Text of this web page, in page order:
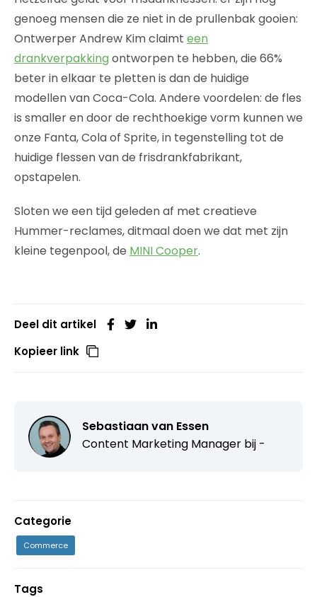
genoeg mensen die ze niet in de prullenbak gooien:
Ontwerper Andrew Kim claimt een
drankverpakking ontworpen te hebben, die 66%
beter in elkaar te pletten is dan de huidige
modellen van Coca-Cola. Andere voordelen: de fles
is smaller en door de rechthoekige vorm kunnen we
onze Fanta, Cola of Sprite, in tegenstelling tot de
huidige flessen van de frisdrankfabrikant,
opstapelen.
Sloten we een tijd geleden af met creatieve
Hummer-reclames, ditmaal doen we dat met zijn
kleine tegenpool, de MINI Cooper.
Deel dit artikel
Kopieer link
Sebastiaan van Essen
Content Marketing Manager bij -
Categorie
Commerce
Tags